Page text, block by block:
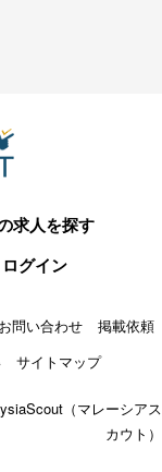
求人を探す
ログイン
お問い合わせ 掲載依頼
サイトマップ
（マレーシアス
カウト）